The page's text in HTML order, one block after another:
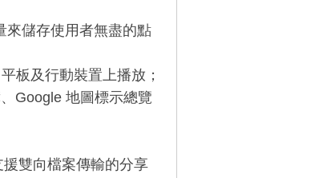
來儲存使用者無盡的點
板及行動裝置上播放；
Google 地圖標示總覽
雙向檔案傳輸的分享